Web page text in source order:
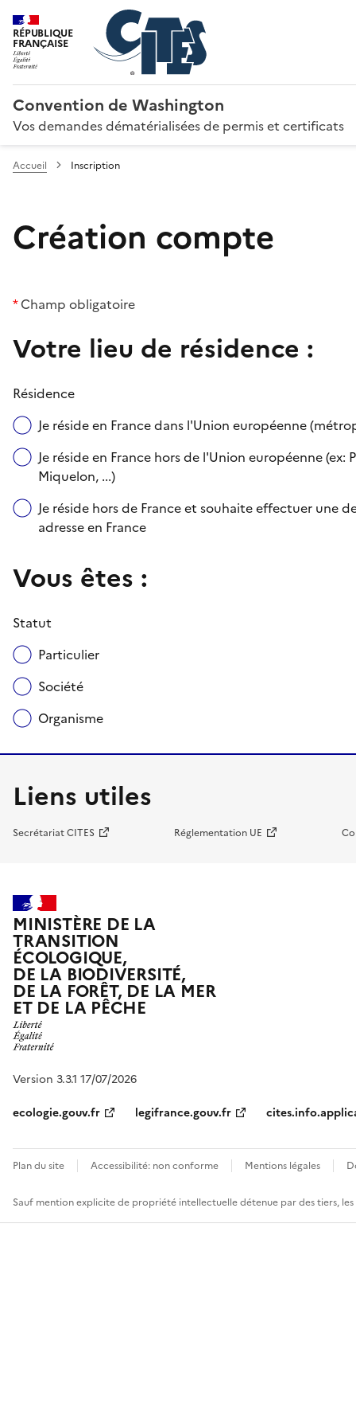
RÉPUBLIQUE
FRANÇAISE
Convention de Washington
Vos demandes dématérialisées de permis et certificats
Accueil Inscription
Création compte
*Champ obligatoire
Votre lieu de résidence :
Résidence
Je réside en France dans l'Union européenne
Je réside en France hors de l'Union européenne
Miquelon, ...)
Je réside hors de France et souhaite effectuer une
adresse en France
Vous êtes :
Statut
Particulier
Société
Organisme
Liens utiles
Secrétariat CITES Réglementation UE
MINISTÈRE DE LA
TRANSITION
ÉCOLOGIQUE,
DE LA BIODIVERSITÉ,
DE LA FORÊT, DE LA MER
ET DE LA PÊCHE
Version 3.3.1 17/07/2026
ecologie.gouv.fr
legifrance.gouv.fr
Plan du site Accessibilité: non conforme Mentions légales
Sauf mention explicite de propriété intellectuelle détenue par des tiers,